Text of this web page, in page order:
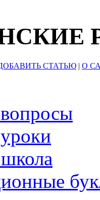
СТАТЬЮ | О